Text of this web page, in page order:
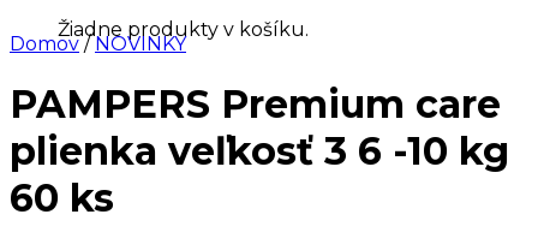
Žiadne produkty v košíku.
Domov / NOVINKY
PAMPERS Premium care
plienka veľkosť 3 6 -10 kg
60 ks